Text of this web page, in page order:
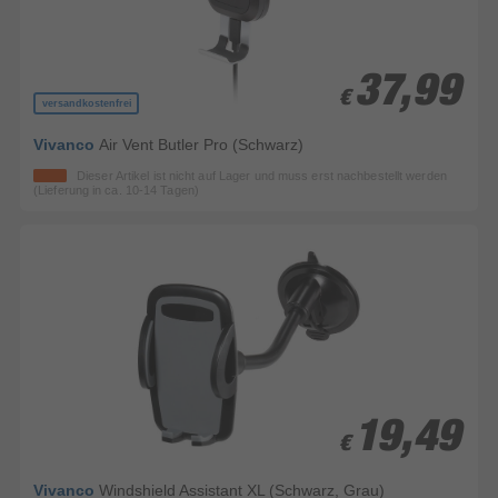
versandkostenfrei € 37,99
€ 37,99
Vivanco Air Vent Butler Pro (Schwarz)
Dieser Artikel ist nicht auf Lager und muss erst nachbestellt werden
(Lieferung in ca. 10-14 Tagen)
€ 19,49
€ 19,49
Vivanco Windshield Assistant XL (Schwarz, Grau)